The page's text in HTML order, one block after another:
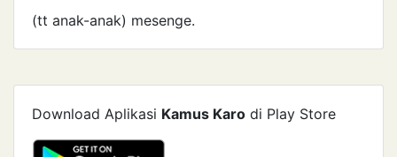
(tt anak-anak) mesenge.
Download Aplikasi Kamus Karo di Play Store